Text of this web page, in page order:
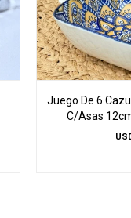
Juego De 6
C/Asas